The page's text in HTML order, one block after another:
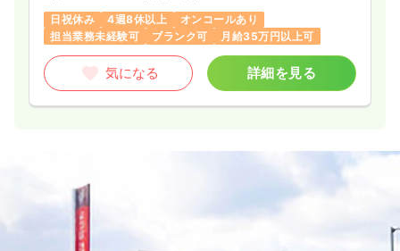
日祝休み
4週8休以上
オンコールあり
担当業務未経験可
ブランク可 月給35万円以上可
気になる 詳細を見る